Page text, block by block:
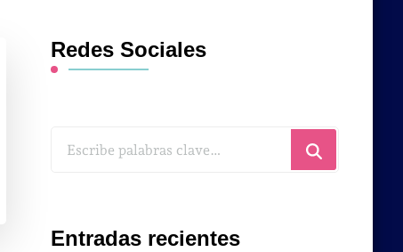
Redes Sociales
¿Buscas
Entradas recientes